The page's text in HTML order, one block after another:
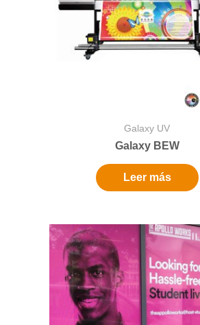
Galaxy UV
Galaxy BEW
Leer más